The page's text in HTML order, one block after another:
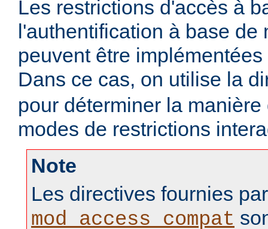
Les restrictions d'accès à
l'authentification à base de
peuvent être
Dans ce cas, on utilise la
pour déterminer la
modes de restrictions
Note
Les directives fournies
mod_access_compat